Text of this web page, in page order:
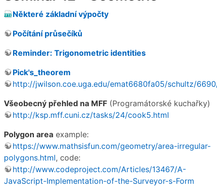
Některé základní výpočty
Počítání průsečíků
Reminder: Trigonometric identities
Pick's_theorem
http://jwilson.coe.uga.edu/emat6680fa05/schultz/
Všeobecný přehled na MFF (Programátorské kuchařky)
http://ksp.mff.cuni.cz/tasks/24/cook5.html
Polygon area example:
https://www.mathsisfun.com/geometry/area-irregular-
polygons.html, code:
http://www.codeproject.com/Articles/13467/A-
JavaScript-Implementation-of-the-Surveyor-s-Form